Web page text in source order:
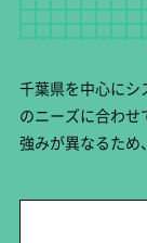
千葉県を中心にシ
のニーズに合わせ
強みが異なるため